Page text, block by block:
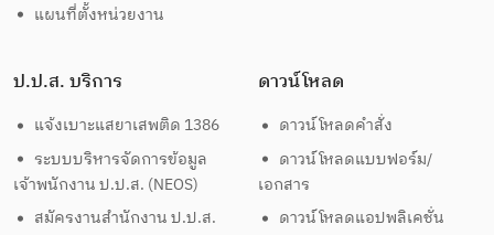
แผนที่ตั้งหน่วยงาน
ป.ป.ส. บริการ
แจ้งเบาะแสยาเสพติด 1386
ระบบบริหารจัดการข้อมูล
เจ้าพนักงาน ป.ป.ส. (NEOS)
สมัครงานสำนักงาน ป.ป.ส.
ดาวน์โหลด
ดาวน์โหลดคำสั่ง
ดาวน์โหลดแบบฟอร์ม/
เอกสาร
ดาวน์โหลดแอปพลิเคชั่น